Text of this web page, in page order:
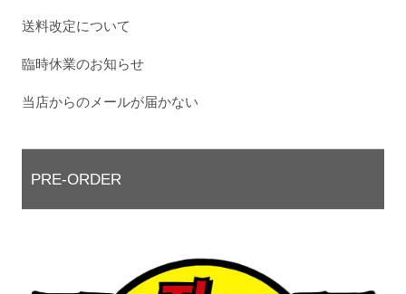
送料改定について
臨時休業のお知らせ
当店からのメールが届かない
PRE-ORDER